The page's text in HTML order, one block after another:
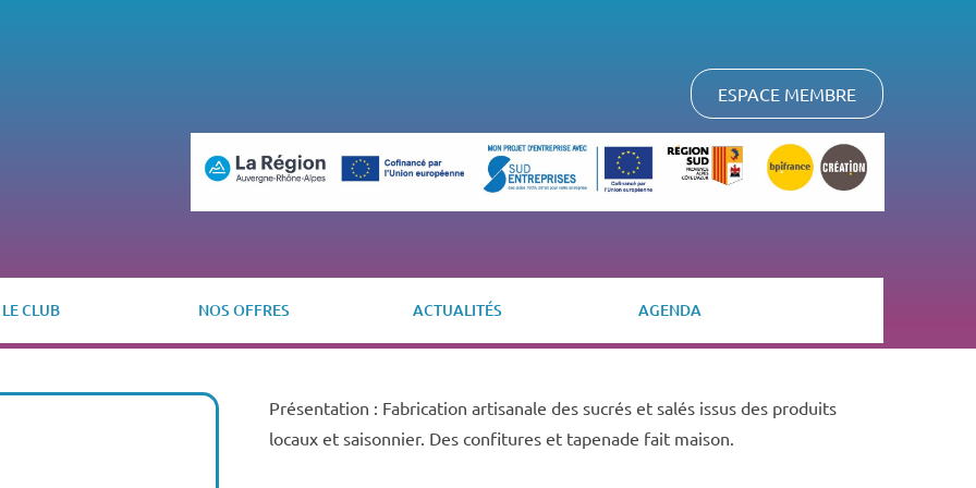
ESPACE MEMBRE
LE CLUB NOS OFFRES ACTUALITÉS AGENDA
Présentation : Fabrication artisanale des sucrés et salés issus des produits
locaux et saisonnier. Des confitures et tapenade fait maison.